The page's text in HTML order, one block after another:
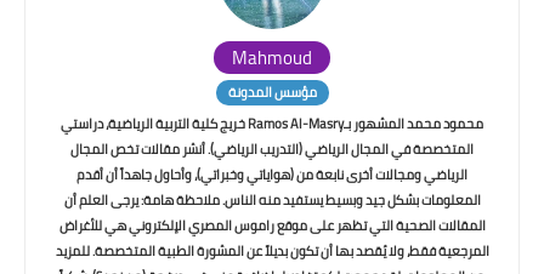
Mahmoud
مؤسس المدونة
محمود محمد المشهور بـRamos Al-Masry خريج كلية التربية الرياضية، دراستي
المتخصصة في المجال الرياضي (التدريب الرياضي). أنشر مقالات تخص المجال
الرياضي ومجالات أخرى نابعة من (هواياتي وخبراتي)، وأحاول جاهداً أن أقدم
المعلومات بشكل جيد وبسيط يستفيد منه الناس. ملاحظة هامة: يرجى العلم أن
المقالات الصحية التي تظهر على موقع راموس المصري الإلكتروني هي للأغراض
المرجعية فقط، ولا يُقصد بها أن تكون بديلاً عن المشورة الطبية المتخصصة. للمزيد